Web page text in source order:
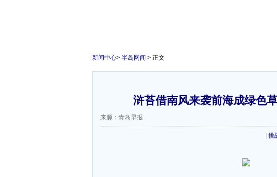
新闻中心> 半岛网闻 > 正文
浒苔借南风来袭前海成绿色
来源：青岛早报
挑